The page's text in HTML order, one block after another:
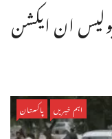
ان ایکشن
اہم خبریں پاکستان